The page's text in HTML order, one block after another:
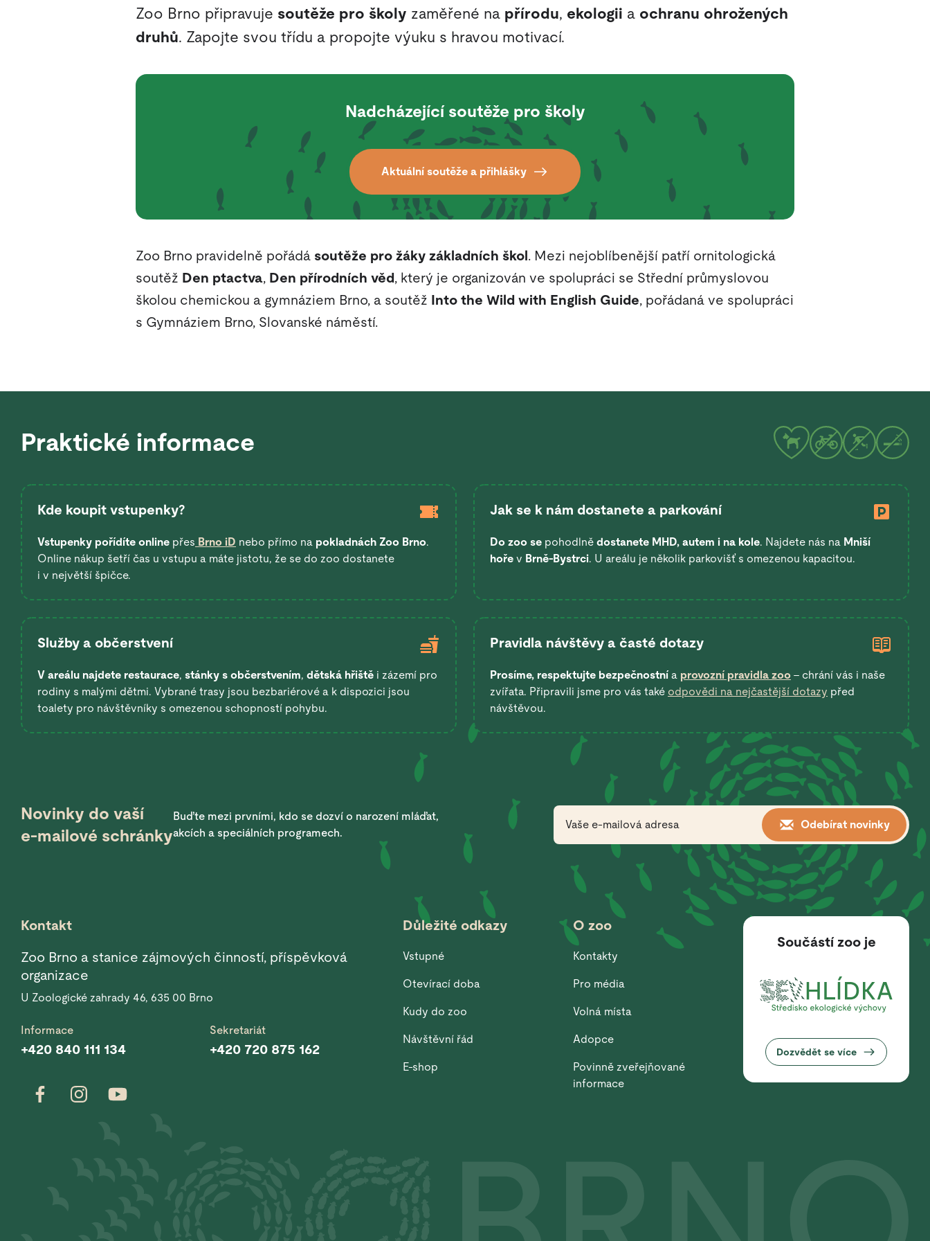
Zoo Brno připravuje soutěže pro školy zaměřené na přírodu, ekologii a ochranu ohrožených
druhů. Zapojte svou třídu a propojte výuku s hravou motivací.
Nadcházející soutěže pro školy
Aktuální soutěže a přihlášky
Zoo Brno pravidelně pořádá soutěže pro žáky základních škol. Mezi nejoblíbenější patří ornitologická
soutěž Den ptactva, Den přírodních věd, který je organizován ve spolupráci se Střední průmyslovou
školou chemickou a gymnáziem Brno, a soutěž Into the Wild with English Guide, pořádaná ve spolupráci
s Gymnáziem Brno, Slovanské náměstí.
Praktické informace
Kde koupit vstupenky?
Vstupenky pořídíte online přes Brno iD nebo přímo na pokladnách Zoo Brno.
Online nákup šetří čas u vstupu a máte jistotu, že se do zoo dostanete
i v největší špičce.
Jak se k nám dostanete a parkování
Do zoo se pohodlně dostanete MHD, autem i na kole. Najdete nás na Mniší
hoře v Brně-Bystrci. U areálu je několik parkovišť s omezenou kapacitou.
Služby a občerstvení
V areálu najdete restaurace, stánky s občerstvením, dětská hřiště i zázemí pro
rodiny s malými dětmi. Vybrané trasy jsou bezbariérové a k dispozici jsou
toalety pro návštěvníky s omezenou schopností pohybu.
Pravidla návštěvy a časté dotazy
Prosíme, respektujte bezpečnostní a provozní pravidla zoo – chrání vás i naše
zvířata. Připravili jsme pro vás také odpovědi na nejčastější dotazy před
návštěvou.
Novinky do vaší
e-mailové schránky
Buďte mezi prvními, kdo se dozví o narození mláďat,
akcích a speciálních programech.
Odebírat novinky
Kontakt
Zoo Brno a stanice zájmových činností, příspěvková
organizace
U Zoologické zahrady 46, 635 00 Brno
Informace
+420 840 111 134
Sekretariát
+420 720 875 162
Důležité odkazy
Vstupné
Otevírací doba
Kudy do zoo
Návštěvní řád
E-shop
O zoo
Kontakty
Pro média
Volná místa
Adopce
Povinně zveřejňované
informace
Součástí zoo je
Dozvědět se více